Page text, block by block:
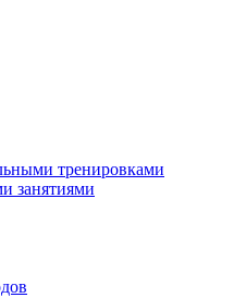
тренировками
занятиями